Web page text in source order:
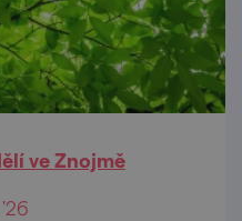
ve Znojmě
'26